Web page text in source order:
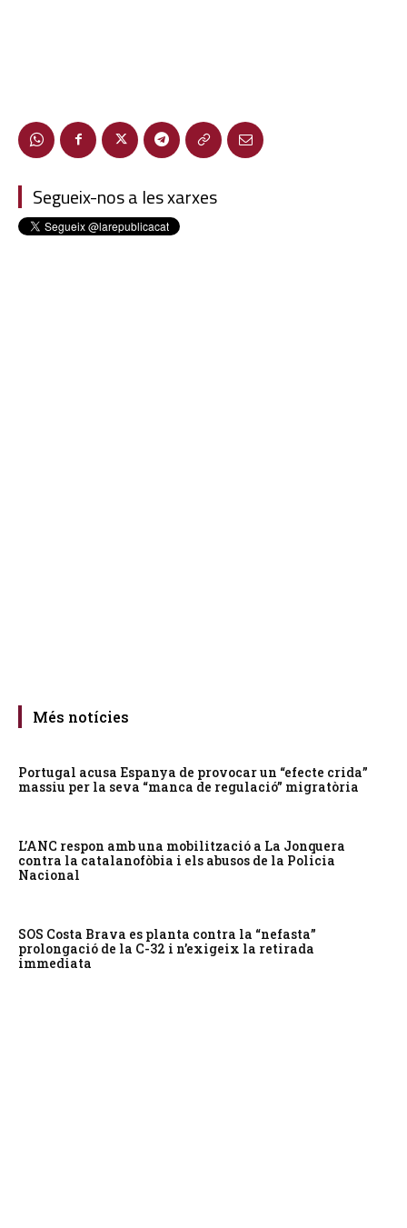
Segueix-nos a les xarxes
Més notícies
Portugal acusa Espanya de provocar un “efecte crida”
massiu per la seva “manca de regulació” migratòria
L’ANC respon amb una mobilització a La Jonquera
contra la catalanofòbia i els abusos de la Policia
Nacional
SOS Costa Brava es planta contra la “nefasta”
prolongació de la C-32 i n’exigeix la retirada
immediata